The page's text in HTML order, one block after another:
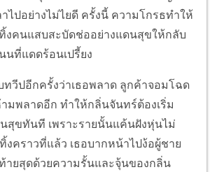
ไปอย่างไม่ไยดี ครั้งนี้ ความโกรธทำให้
งคนแสบสะบัดช่ออย่างแดนสุขให้กลับ
นที่แดดร้อนเปรี้ยง
ทวีปอีกครั้งว่าเธอพลาด ลูกค้าจอมโฉด
มพลาดอีก ทำให้กลิ่นจันทร์ต้องเริ่ม
สุขทันที เพราะรายนั้นแค้นฝังหุ่นไม่
งคราวที่แล้ว เธอบากหน้าไปง้อผู้ชาย
ายสุดด้วยความรั้นและจุ้นของกลิ่น